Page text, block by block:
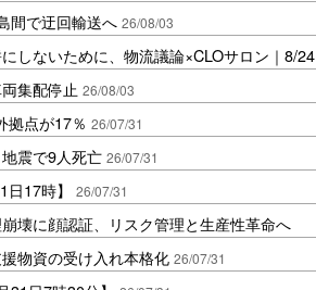
間で迂回輸送へ 26/08/03
しないために、物流議論×CLOサロン｜8/24
集配停止 26/08/03
拠点が17％ 26/07/31
震で9人死亡 26/07/31
17時】 26/07/31
壊に顔認証、リスク管理と生産性革命へ
物資の受け入れ本格化 26/07/31